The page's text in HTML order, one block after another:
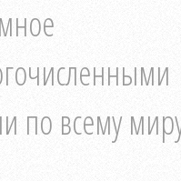
по всему